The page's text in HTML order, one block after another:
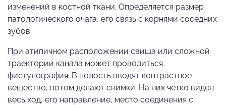
изменений в костной ткани. Определяется размер
патологического очага, его связь с корнями соседних
зубов.
При атипичном расположении свища или сложной
траектории канала может проводиться
фистулография. В полость вводят контрастное
вещество, потом делают снимки. На них четко виден
весь ход, его направление, место соединения с